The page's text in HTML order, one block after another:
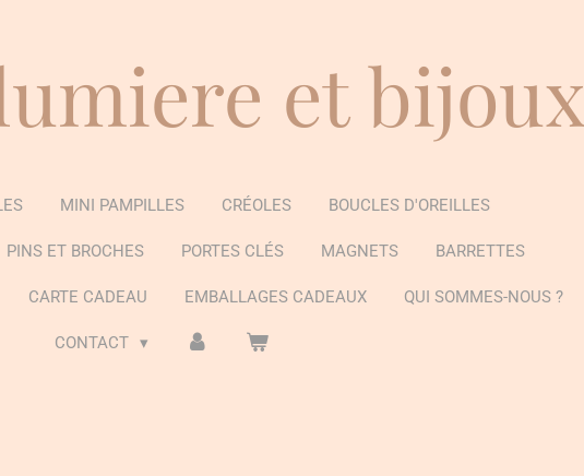
et bijoux
MINI PAMPILLES CRÉOLES BOUCLES D'OREILLES
PINS ET BROCHES PORTES CLÉS MAGNETS BARRETTES
CARTE CADEAU EMBALLAGES CADEAUX QUI SOMMES-NOUS ?
CONTACT